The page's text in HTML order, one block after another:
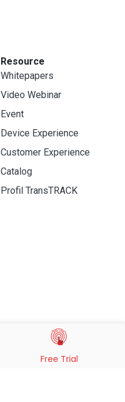
Resource
Whitepapers
Video Webinar
Event
Device Experience
Customer Experience
Catalog
Profil TransTRACK
Free Trial